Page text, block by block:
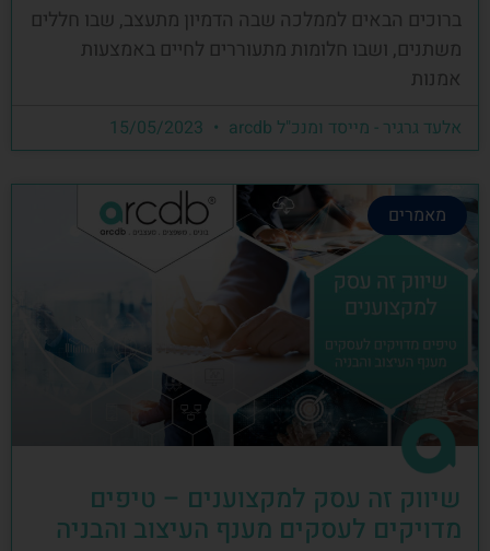
ברוכים הבאים לממלכה שבה הדמיון מתעצב, שבו חללים
משתנים, ושבו חלומות מתעוררים לחיים באמצעות
אמנות
אלעד גרגיר - מייסד ומנכ"ל arcdb
מאמרים
שיווק זה עסק למקצוענים – טיפים
מדויקים לעסקים מענף העיצוב והבניה